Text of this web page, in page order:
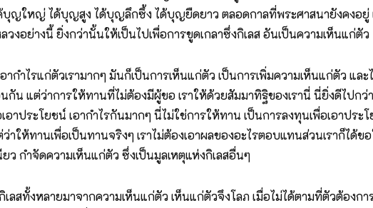
บุญใหญ่ ได้บุญสูง ได้บุญลึกซึ้ง ได้บุญยืดยาว ตลอดกาลที่พระศาสนายังคงอ
งอย่างนี้ ยิ่งกว่านั้นให้เป็นไปเพื่อการขูดเกลาซึ่งกิเลส อันเป็นความเห็นแก่ตัว
ากำไรแก่ตัวเรามากๆ มันก็เป็นการเห็นแก่ตัว เป็นการเพิ่มความเห็นแก่ตัว แ
กัน แต่ว่าการให้ทานที่ไม่ต้องมีผู้ขอ เราให้ด้วยสัมมาทิฐิของเรานี่ นี่ยิ่งดีไป
อาประโยชน์ เอากำไรกันมากๆ นี่ไม่ใช่การให้ทาน เป็นการลงทุนเพื่อเอาปร
ว่าให้ทานเพื่อเป็นทานจริงๆ เราไม่ต้องเอาผลของอะไรตอบแทนส่วนเราก็ไ
ว กำจัดความเห็นแก่ตัว ซึ่งเป็นมูลเหตุแห่งกิเลสอื่นๆ
สทั้งหลายมาจากความเห็นแก่ตัว เห็นแก่ตัวจึงโลภ เมื่อไม่ได้ตามที่ตัวต้องก